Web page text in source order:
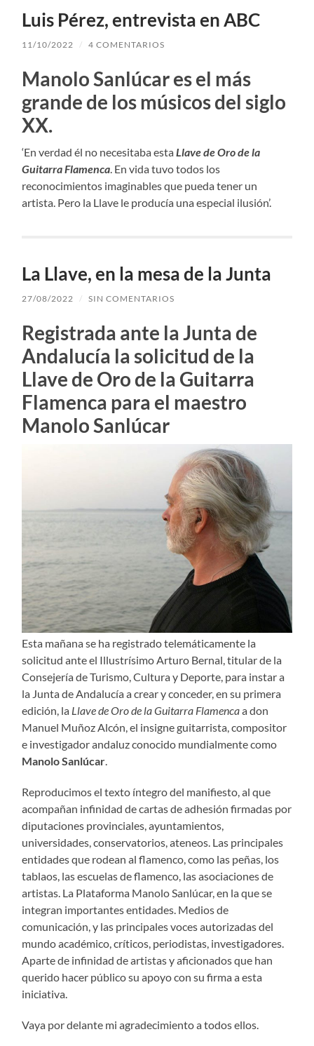
Luis Pérez, entrevista en ABC
11/10/2022 / 4 COMENTARIOS
Manolo Sanlúcar es el más
grande de los músicos del siglo
XX.
‘En verdad él no necesitaba estaLlave de Oro de la
Guitarra Flamenca. En vida tuvo todos los
reconocimientos imaginables que pueda tener un
artista. Pero la Llave le producía una especial ilusión’.
La Llave, en la mesa de la Junta
27/08/2022 / SIN COMENTARIOS
Registrada ante la Junta de
Andalucía la solicitud de la
Llave de Oro de la Guitarra
Flamenca para el maestro
Manolo Sanlúcar
Esta mañana se ha registrado telemáticamente la
solicitud ante el Illustrísimo Arturo Bernal, titular de la
Consejería de Turismo, Cultura y Deporte, para instar a
la Junta de Andalucía a crear y conceder, en su primera
edición, la Llave de Oro de la Guitarra Flamencaa don
Manuel Muñoz Alcón, el insigne guitarrista, compositor
e investigador andaluz conocido mundialmente como
Manolo Sanlúcar
Reproducimos el texto íntegro del manifiesto, al que
acompañan infinidad de cartas de adhesión firmadas por
diputaciones provinciales, ayuntamientos,
universidades, conservatorios, ateneos. Las principales
entidades que rodean al flamenco, como las peñas, los
tablaos, las escuelas de flamenco, las asociaciones de
artistas. La Plataforma Manolo Sanlúcar, en la que se
integran importantes entidades. Medios de
comunicación, y las principales voces autorizadas del
mundo académico, críticos, periodistas, investigadores.
Aparte de infinidad de artistas y aficionados que han
querido hacer público su apoyo con su firma a esta
iniciativa.
Vaya por delante mi agradecimiento a todos ellos.